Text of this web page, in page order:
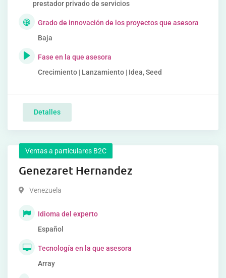
prestador privado de servicios
Grado de innovación de los proyectos que asesora
Baja
Fase en la que asesora
Crecimiento | Lanzamiento | Idea, Seed
Detalles
Ventas a particulares B2C
Genezaret Hernandez
Venezuela
Idioma del experto
Español
Tecnología en la que asesora
Array